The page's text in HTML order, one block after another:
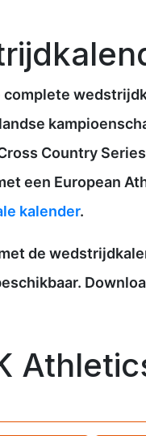
complete
Country
een European
kalender.
de